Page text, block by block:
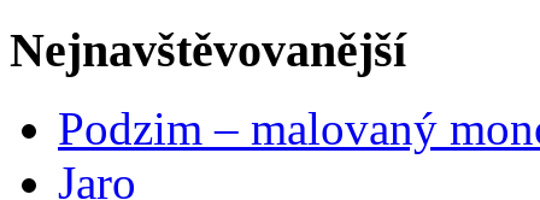
Nejnavštěvovanější
Podzim – malovaný
Jaro